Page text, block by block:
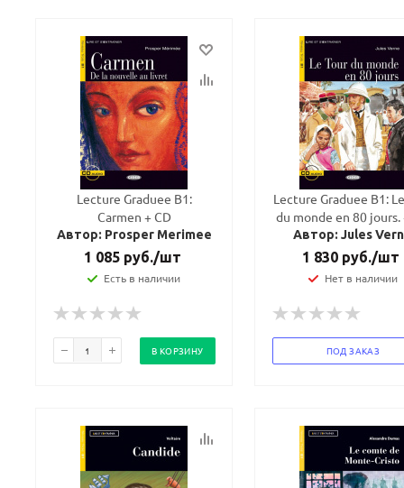
Lecture Graduee B1:
Carmen + CD
Автор: Prosper Merimee
1 085руб./шт
Есть в наличии
В КОРЗИНУ
Lecture Graduee B1:
du monde en 80 jours.
Автор: Jules
1 830 руб./шт
Нет в наличии
ПОД ЗАКАЗ